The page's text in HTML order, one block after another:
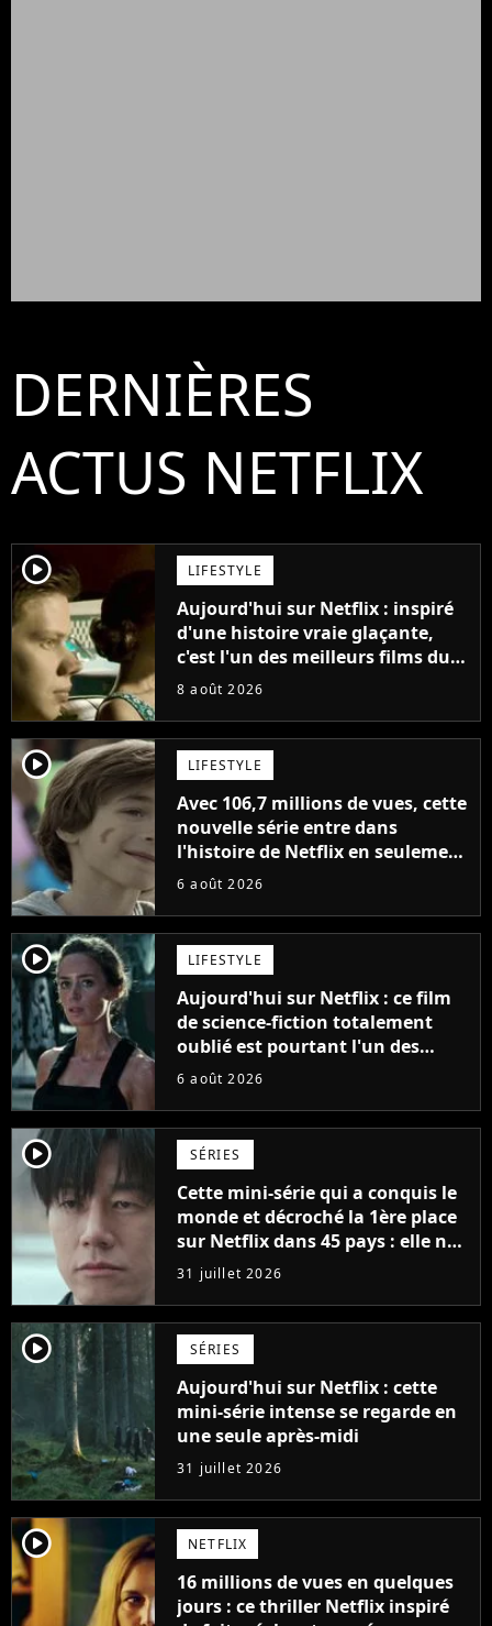
DERNIÈRES
ACTUS NETFLIX
player2 LIFESTYLE
Aujourd'hui sur Netflix : inspiré
d'une histoire vraie glaçante,
c'est l'un des meilleurs films du
21ème siècle
8 août 2026
player2 LIFESTYLE
Avec 106,7 millions de vues, cette
nouvelle série entre dans
l'histoire de Netflix en seulement
48 jours
6 août 2026
player2 LIFESTYLE
Aujourd'hui sur Netflix : ce film
de science-fiction totalement
oublié est pourtant l'un des
meilleurs des années 2010
6 août 2026
player2 SÉRIES
Cette mini-série qui a conquis le
monde et décroché la 1ère place
sur Netflix dans 45 pays : elle ne
compte que 10 épisodes et c'est
un phénomène mondial
31 juillet 2026
player2 SÉRIES
Aujourd'hui sur Netflix : cette
mini-série intense se regarde en
une seule après-midi
31 juillet 2026
player2 NETFLIX
16 millions de vues en quelques
jours : ce thriller Netflix inspiré